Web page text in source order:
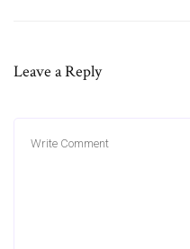
Leave a Reply